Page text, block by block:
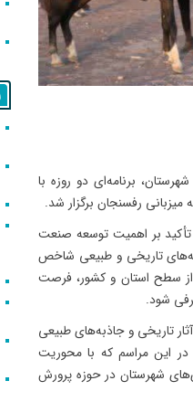
برنامه‌ای دو روزه با
رفسنجان برگزار شد.
تأکید بر اهمیت توسعه صنعت
تاریخی و طبیعی شاخص
سطح استان و کشور، فرصت
شود.
آثار تاریخی و جاذبه‌های طبیعی
در این مراسم که با محوریت
شهرستان در حوزه پرورش